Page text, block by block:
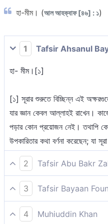
হা-মীম। (আল আহক্বাফ [৪৬] : ১)
1 Tafsir Ahsanul
হা- মীম।[১]
[১] সূরার শুরুতে বিচ্ছিন্ন এই
যার জ্ঞান কেবল আল্লাহই রাখেন।
পড়ার কোন প্রয়োজন নেই। তথাপি
উপকারিতার কথা বর্ণনা করেছেন; যা
2 Tafsir Abu Bakr
হা-মীম।
3 Tafsir Bayaan
হা-মীম।
4 Muhiuddin Khan